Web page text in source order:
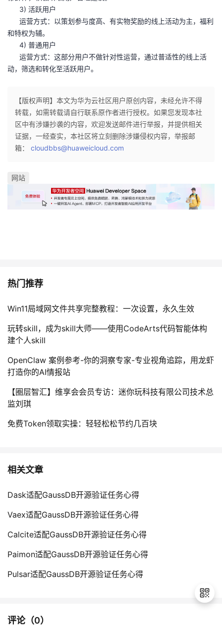
3) 活跃用户
运营方式：以策划参与度高、有实物奖励的线上活动为主，福利
和特权为辅。
4) 普通用户
运营方式：这部分用户不做针对性运营，通过普适性的线上活
动，筛选和转化至活跃用户。
【版权声明】本文为华为云社区用户原创内容，未经允许不得
转载，如需转载请自行联系原作者进行授权。如果您发现本社
区中有涉嫌抄袭的内容，欢迎发送邮件进行举报，并提供相关
证据，一经查实，本社区将立刻删除涉嫌侵权内容，举报邮
箱： cloudbbs@huaweicloud.com
网站
热门推荐
Win11局域网文件共享完整教程：一次设置，永久生效
玩转skill，成为skill大师——使用CodeArts代码智能体构
建个人skill
OpenClaw 案例参考-你的洞察专家-专业视角追踪，用龙虾
打造你的AI情报站
【圈层智汇】维享会会员专访：迷你玩科技有限公司技术总
监刘琪
免费Token领取实操：轻轻松松节约几百块
相关文章
Dask适配GaussDB开源验证任务心得
Vaex适配GaussDB开源验证任务心得
Calcite适配GaussDB开源验证任务心得
Paimon适配GaussDB开源验证任务心得
Pulsar适配GaussDB开源验证任务心得
评论（0）